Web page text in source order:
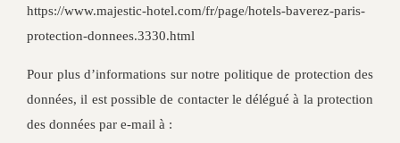
https://www.majestic-hotel.com/fr/page/hotels-baverez-paris-
protection-donnees.3330.html
Pour plus d’informations sur notre politique de protection des
données, il est possible de contacter le délégué à la protection
des données par e-mail à :